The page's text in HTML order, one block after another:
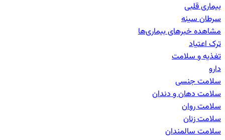
بیماری قلبی
سرطان سینه
مشاهده خبرهایبیماری‌ها
ترک اعتیاد
تغذیه و سلامت
دارو
سلامت جنسی
سلامت دهان و دندان
سلامت روان
سلامت زنان
سلامت سالمندان